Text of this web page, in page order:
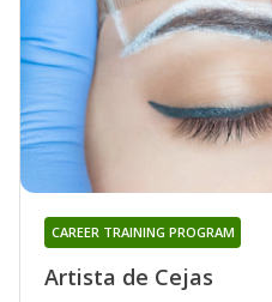
Artista de Cejas
CAREER TRAINING PROGRAM